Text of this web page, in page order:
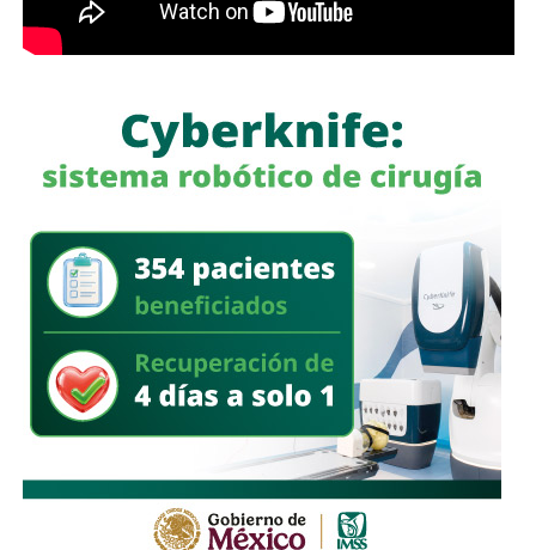
revisar de manera periódica el estado de los cilindros,
mangueras, reguladores e instalaciones de gas en sus
propósito de prevenir incidentes y salvaguardar la
integridad de las familias de Villa de Pozos.
Fenapo 2026